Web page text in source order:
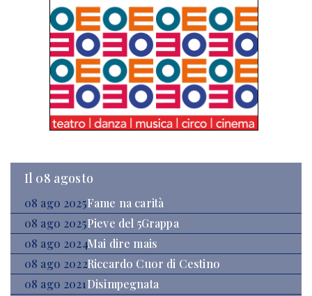
Il 08 agosto
08 ago 2025Fame na carità
08 ago 2025Pieve del 5Grappa
08 ago 2024Mai dire mais
08 ago 2022Riccardo Cuor di Cestino
08 ago 2021Disimpegnata